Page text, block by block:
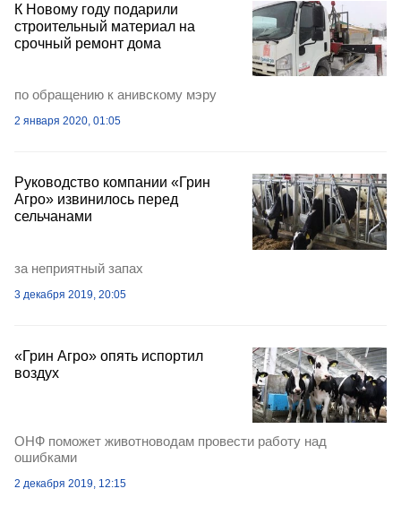
К Новому году подарили
строительный материал на
срочный ремонт дома
по обращению к анивскому мэру
2 января 2020, 01:05
Руководство компании «Грин
Агро» извинилось перед
сельчанами
за неприятный запах
3 декабря 2019, 20:05
«Грин Агро» опять испортил
воздух
ОНФ поможет животноводам провести работу над
ошибками
2 декабря 2019, 12:15